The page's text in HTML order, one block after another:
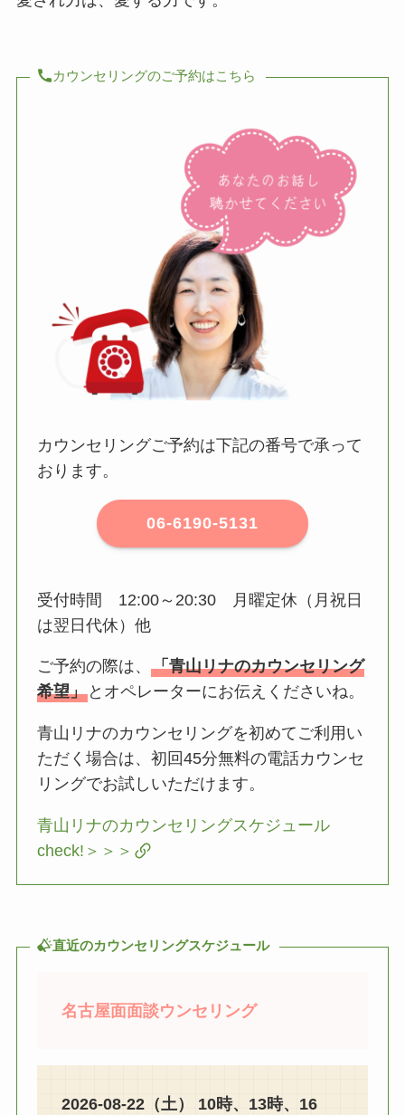
カウンセリングのご予約はこちら
カウンセリングご予約は下記の番号で承って
おります。
06-6190-5131
受付時間 12:00～20:30 月曜定休（月祝日
は翌日代休）他
ご予約の際は、「青山リナのカウンセリング
希望」 とオペレーターにお伝えくださいね。
青山リナのカウンセリングを初めてご利用い
ただく場合は、初回45分無料の電話カウンセ
リングでお試しいただけます。
青山リナのカウンセリングスケジュール
check!＞＞＞
直近のカウンセリングスケジュール
名古屋面面談ウンセリング
2026-08-22（土） 10時、13時、16